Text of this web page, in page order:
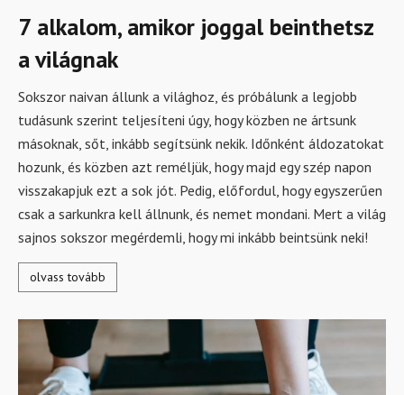
7 alkalom, amikor joggal beinthetsz
a világnak
Sokszor naivan állunk a világhoz, és próbálunk a legjobb
tudásunk szerint teljesíteni úgy, hogy közben ne ártsunk
másoknak, sőt, inkább segítsünk nekik. Időnként áldozatokat
hozunk, és közben azt reméljük, hogy majd egy szép napon
visszakapjuk ezt a sok jót. Pedig, előfordul, hogy egyszerűen
csak a sarkunkra kell állnunk, és nemet mondani. Mert a világ
sajnos sokszor megérdemli, hogy mi inkább beintsünk neki!
olvass tovább